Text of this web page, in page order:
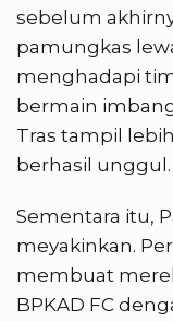
sebelum
pamungkas
menghadapi tim
bermain
Tras tampil
berhasil unggul.
Sementara itu,
meyakinkan.
membuat
BPKAD FC